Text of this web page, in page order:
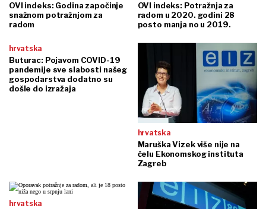
OVI indeks: Godina započinje
snažnom potražnjom za
radom
OVI indeks: Potražnja za
radom u 2020. godini 28
posto manja no u 2019.
hrvatska
Buturac: Pojavom COVID-19
pandemije sve slabosti našeg
gospodarstva dodatno su
došle do izražaja
hrvatska
Maruška Vizek više nije na
čelu Ekonomskog instituta
Zagreb
hrvatska